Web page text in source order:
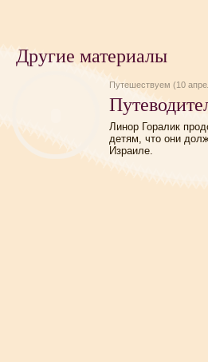
Другие материалы
Путешествуем (10
Линор Горалик
детям, что они
Израиле.